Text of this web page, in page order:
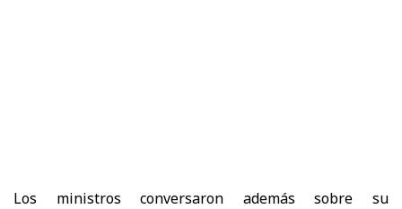
Los ministros conversaron además sobre su